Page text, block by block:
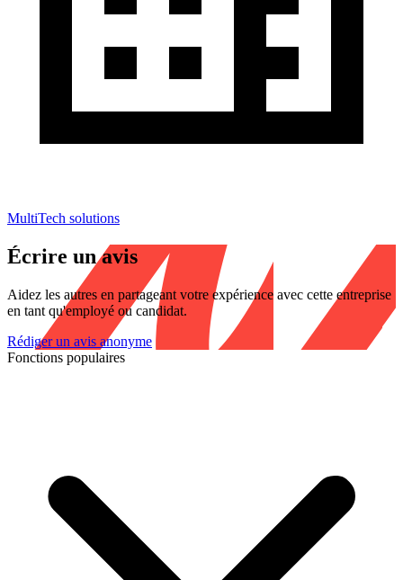
MultiTech solutions
Écrire un avis
Aidez les autres en partageant votre expérience avec cette entreprise
en tant qu'employé ou candidat.
Rédiger un avis anonyme
Fonctions populaires